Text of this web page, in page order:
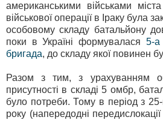
американськими військами
військової операції в Іраку була
особовому складу батальйону
поки в Україні формувалася 5-а
бригада, до складу якої повинен
Разом з тим, з урахуванням
присутності в складі 5 омбр,
було потреби. Тому в період з
року (напередодні